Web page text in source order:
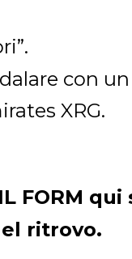
con
XRG.
FORM qui
ritrovo.